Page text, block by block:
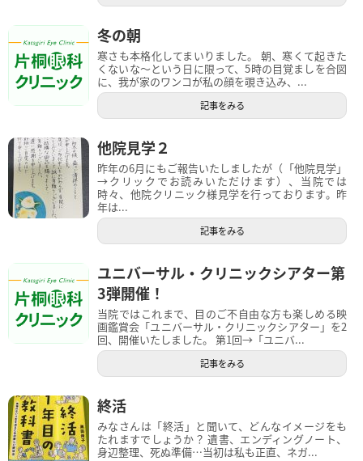
冬の朝
寒さも本格化してまいりました。 朝、寒くて起きた
くないな～という日に限って、5時の目覚ましを合図
に、我が家のワンコが私の顔を覗き込み、...
記事をみる
他院見学２
昨年の6月にもご報告いたしましたが（「他院見学」
→クリックでお読みいただけます）、当院では
時々、他院クリニック様見学を行っております。昨
年は...
記事をみる
ユニバーサル・クリニックシアター第
3弾開催！
当院ではこれまで、目のご不自由な方も楽しめる映
画鑑賞会「ユニバーサル・クリニックシアター」を2
回、開催いたしました。 第1回→「ユニバ...
記事をみる
終活
みなさんは「終活」と聞いて、どんなイメージをも
たれますでしょうか？ 遺書、エンディングノート、
身辺整理、死ぬ準備…当初は私も正直、ネガ...